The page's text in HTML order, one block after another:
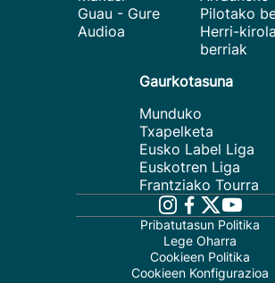
Guau - Gure
Audioa
Pilotako
Herri-
berriak
Gaurkotasuna
Munduko
Txapelketa
Eusko Label Liga
Euskotren Liga
Frantziako Tourra
Pribatutasun Politika
Lege Oharra
Cookieen Politika
Cookieen Konfigurazioa